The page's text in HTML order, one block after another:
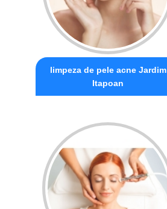
limpeza de pele acne Jardim
Itapoan